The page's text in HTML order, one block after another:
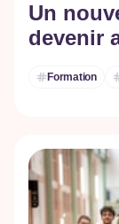
Un
devenir
Formation